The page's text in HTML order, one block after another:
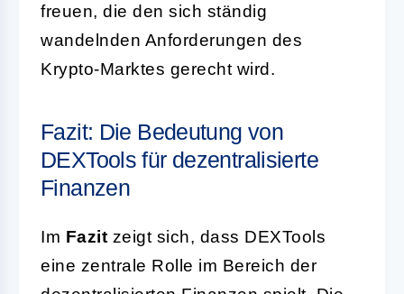
freuen, die den sich ständig
wandelnden Anforderungen des
Krypto-Marktes gerecht wird.
Fazit: Die Bedeutung von
DEXTools für dezentralisierte
Finanzen
Im Fazit zeigt sich, dass DEXTools
eine zentrale Rolle im Bereich der